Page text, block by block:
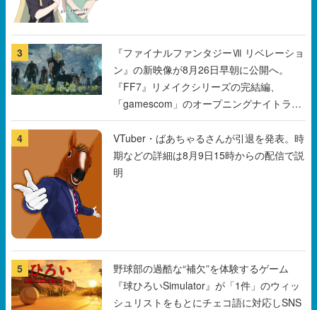
3
『ファイナルファンタジーⅦ リベレーショ
ン』の新映像が8月26日早朝に公開へ。
『FF7』リメイクシリーズの完結編、
「gamescom」のオープニングナイトライ
ブにてディレクターの浜口直樹氏が登壇す
る予定
4
VTuber・ばあちゃるさんが引退を発表。時
期などの詳細は8月9日15時からの配信で説
明
5
野球部の過酷な“補欠”を体験するゲーム
『球ひろいSimulator』が「1件」のウィッ
シュリストをもとにチェコ語に対応しSNS